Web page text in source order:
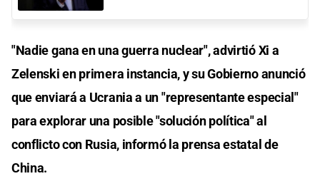
"Nadie gana en una guerra nuclear", advirtió Xi a
Zelenski en primera instancia, y su Gobierno anunció
que enviará a Ucrania a un "representante especial"
para explorar una posible "solución política" al
conflicto con Rusia, informó la prensa estatal de
China.